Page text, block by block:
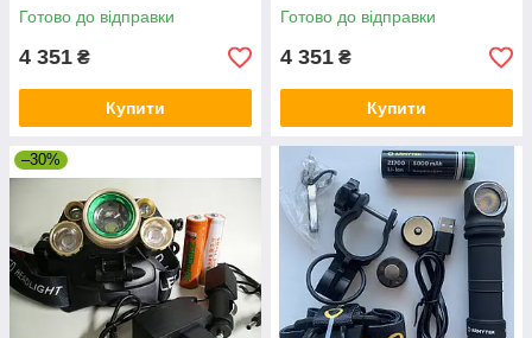
Готово до відправки
4 351 ₴
Купити
Готово до відправки
4 351 ₴
Купити
–30%